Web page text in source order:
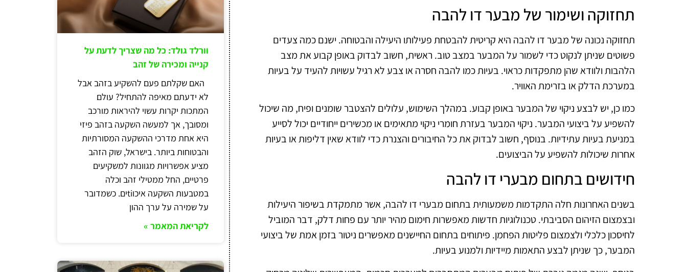
תחזוקה ושימור של מבער דו להבה
תחזוקה נכונה של מבער דו להבה היא קריטית להבטחת פעילותו היעילה והבטוחה. ישנם כמה צעדים
פשוטים שניתן לנקוט כדי לשמור על המבער במצב טוב. ראשית, חשוב לבדוק באופן קבוע את מצב
הלהבות ולוודא שהן מתפקדות כראוי. בעיות כמו להבה חסרה או צבע לא רגיל עשויות להעיד על בעיות
במערכת הדלק או בזרימת האוויר.
כמו כן, יש לבצע ניקוי של המבער באופן קבוע. במהלך השימוש, עלולים להצטבר שומנים ופיח, מה שיכול
להשפיע על ביצועי המבער. ניקוי המבער בעזרת חומרי ניקוי מתאימים או מכשירים ייחודיים יכול לסייע
במניעת בעיות עתידיות. בנוסף, חשוב לבדוק את כל החיבורים והצנרת כדי לוודא שאין דליפות או בעיות
אחרות שיכולות להשפיע על הביצועים.
חידושים בתחום מבערי דו להבה
בשנים האחרונות חלה התקדמות משמעותית בתחום מבערי דו להבה, אשר מתמקדת בשיפור היעילות
ובצמצום הזיהום הסביבתי. טכנולוגיות חדשות מאפשרות חימום מהיר יותר עם פחות דלק, דבר המוביל
לחיסכון כלכלי ולצמצום פליטות הפחמן. פיתוחים בתחום החיישנים מאפשרים ניטור בזמן אמת של ביצועי
המבער, כך שניתן לבצע התאמות מיידיות ולמנוע בעיות.
וורלד גולד: כל מה שצריך לדעת על
קנייה ומכירה של זהב
האם שקלתם פעם להשקיע בזהב אבל
לא ידעתם מאיפה להתחיל? עולם
המתכות יקרות עשוי להיראות מורכב
ומסובך, אך למעשה השקעה בזהב פיזי
היא אחת מדרכי ההשקעה המסורתיות
והבטוחות ביותר. בישראל, שוק הזהב
מציע אפשרויות מגוונות למשקיעים
פרטיים, החל ממטילי זהב וכלה
במטבעות השקעה איכוtiים. כשמדובר
על שמירה על ערך ההון
לקריאת המאמר »